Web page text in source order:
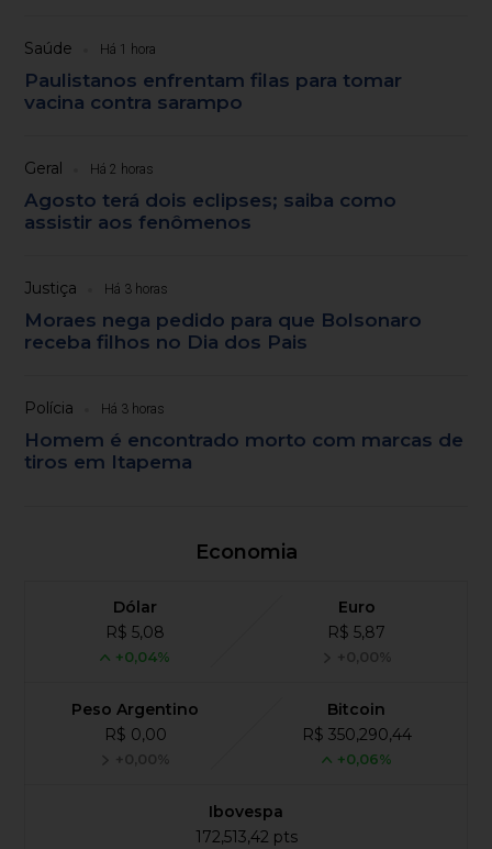
Saúde Há 1 hora
Paulistanos enfrentam filas para tomar
vacina contra sarampo
Geral Há 2 horas
Agosto terá dois eclipses; saiba como
assistir aos fenômenos
Justiça Há 3 horas
Moraes nega pedido para que Bolsonaro
receba filhos no Dia dos Pais
Polícia Há 3 horas
Homem é encontrado morto com marcas de
tiros em Itapema
Economia
Dólar
R$ 5,08
+0,04%
Euro
R$ 5,87
+0,00%
Peso Argentino
R$ 0,00
+0,00%
Bitcoin
R$ 350,290,44
+0,06%
Ibovespa
172,513,42 pts